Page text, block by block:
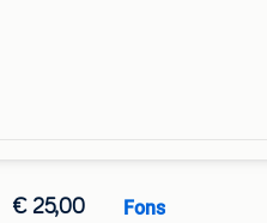
€ 25,00 Fons